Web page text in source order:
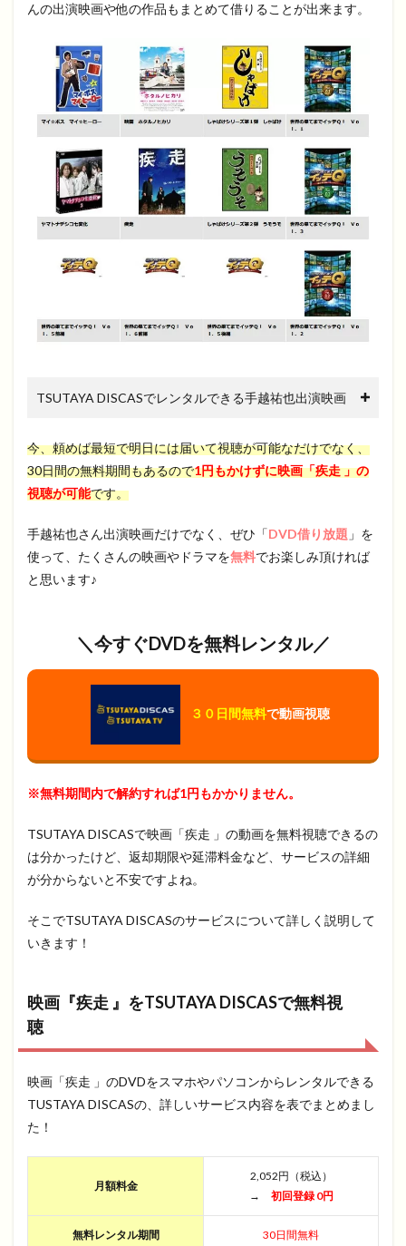
んの出演映画や他の作品もまとめて借りることが出来ます。
TSUTAYA DISCASでレンタルできる手越祐也出演映画
今、頼めば最短で明日には届いて視聴が可能なだけでなく、
30日間の無料期間もあるので1円もかけずに映画「疾走 」の
視聴が可能です。
手越祐也さん出演映画だけでなく、ぜひ「DVD借り放題 」を
使って、たくさんの映画やドラマを無料でお楽しみ頂ければ
と思います♪
＼今すぐDVDを無料レンタル／
３０日間無料で動画視聴
※無料期間内で解約すれば1円もかかりません。
TSUTAYA DISCASで映画「疾走 」の動画を無料視聴できるの
は分かったけど、返却期限や延滞料金など、サービスの詳細
が分からないと不安ですよね。
そこでTSUTAYA DISCASのサービスについて詳しく説明して
いきます！
映画『疾走 』をTSUTAYA DISCASで無料視
聴
映画「疾走 」のDVDをスマホやパソコンからレンタルできる
TUSTAYA DISCASの、詳しいサービス内容を表でまとめまし
た！
月額料金
2,052円（税込）
→ 初回登録 0円
無料レンタル期間 30日間無料